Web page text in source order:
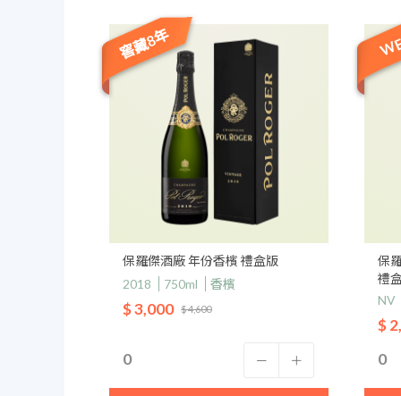
窖藏8年
保羅傑酒廠 年份香檳 禮盒版
2018
750ml 香檳
$ 3,000 $ 4,600
保
禮
NV
$